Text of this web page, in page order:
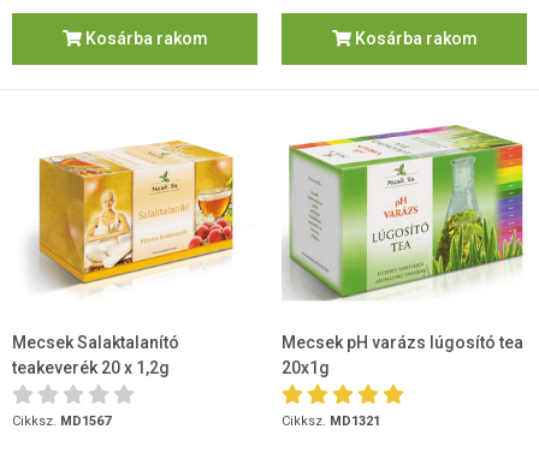
Kosárba rakom Kosárba rakom
Mecsek Salaktalanító
teakeverék 20 x 1,2g
Cikksz. MD1567
Mecsek pH varázs lúgosító tea
20x1g
Cikksz. MD1321